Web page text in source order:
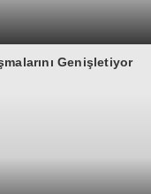
Genişletiyor